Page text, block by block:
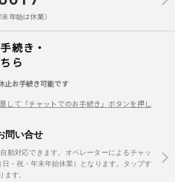
年始は休業）
続き・
ら
止お手続き可能です
して「チャットでのお手続き」ボタンを押し
問い合せ
動対応できます。オペレーターによるチャッ
・祝・年末年始休業）となります。タップす
す。